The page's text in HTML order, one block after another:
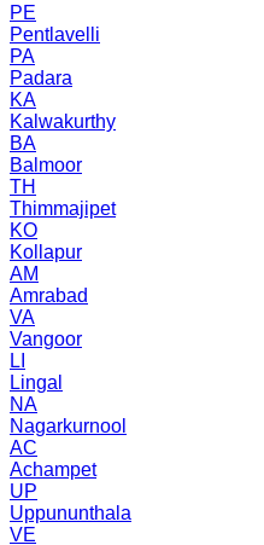
PE
Pentlavelli
PA
Padara
KA
Kalwakurthy
BA
Balmoor
TH
Thimmajipet
KO
Kollapur
AM
Amrabad
VA
Vangoor
LI
Lingal
NA
Nagarkurnool
AC
Achampet
UP
Uppununthala
VE